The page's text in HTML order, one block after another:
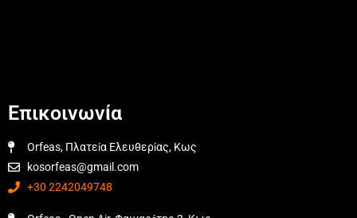
Επικοινωνία
Orfeas, Πλατεία Ελευθερίας, Κως
kosorfeas@gmail.com
+30 2242049748